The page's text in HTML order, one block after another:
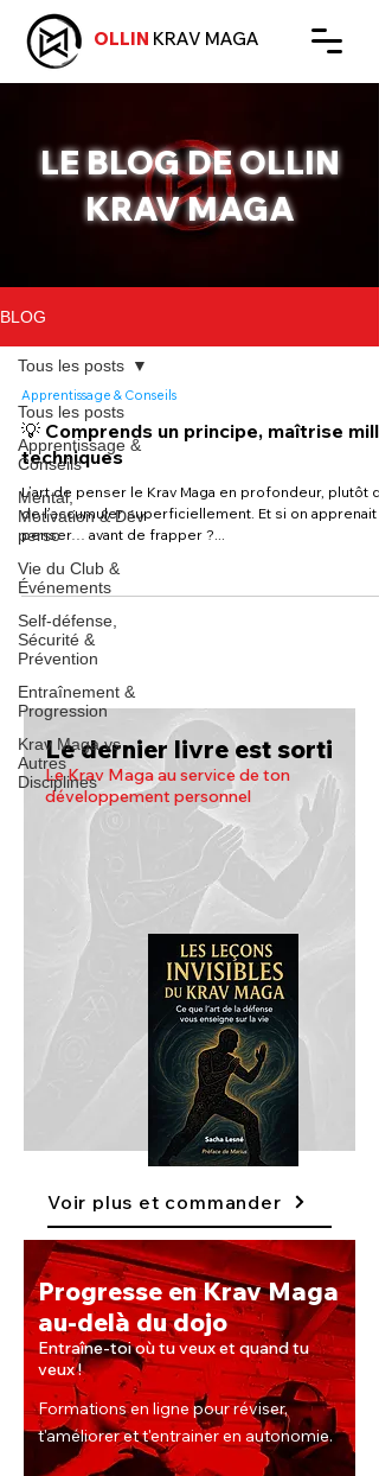
OLLIN KRAV MAGA
LE BLOG DE OLLIN
KRAV MAGA
BLOG
Tous les posts
Apprentissage &
Conseils
Mental,
Motivation & Dév
perso
Vie du Club &
Événements
Self-défense,
Sécurité &
Prévention
Entraînement &
Progression
Krav Maga vs
Autres
Disciplines
Tous les posts
Apprentissage & Conseils
💡 Comprends un principe, maîtrise mille
techniques
L’art de penser le Krav Maga en profondeur, plutôt
de l’accumuler superficiellement. Et si on apprenait à
penser… avant de frapper ?...
Le dernier livre est sorti
Le Krav Maga au service de ton
développement personnel
Voir plus et commander
Progresse en Krav Maga
au-delà du dojo
Entraîne-toi où tu veux et quand tu
veux !
Formations en ligne pour réviser,
t'améliorer et t'entrainer en autonomie.